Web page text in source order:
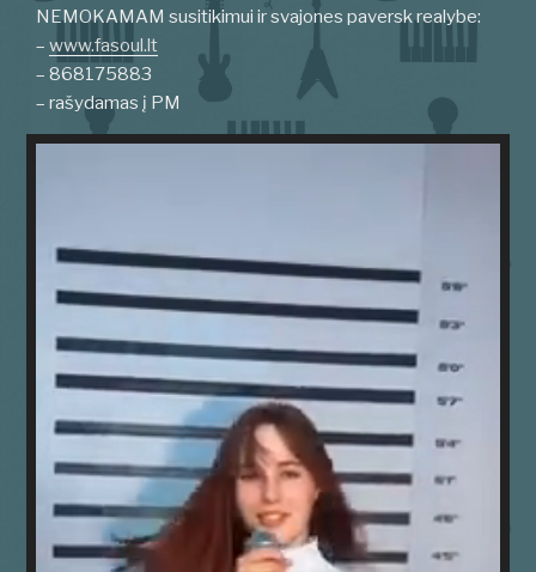
NEMOKAMAM susitikimui ir svajones paversk realybe:
– www.fasoul.lt
– 868175883
– rašydamas į PM